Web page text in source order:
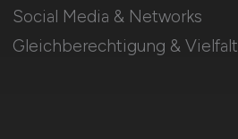
Social Media & Networks
Gleichberechtigung & Vielfalt